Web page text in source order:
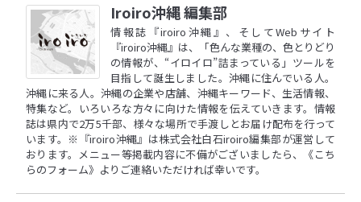
Iroiro沖縄 編集部
情報誌『iroiro沖縄』、そしてWebサイト
『iroiro沖縄』は、「色んな業種の、色とりどり
の情報が、“イロイロ”詰まっている」ツールを
目指して誕生しました。沖縄に住んでいる人。
沖縄に来る人。沖縄の企業や店舗、沖縄キーワード、生活情報、
特集など。いろいろな方々に向けた情報を伝えていきます。情報
誌は県内で2万5千部、様々な場所で手渡しとお届け配布を行って
います。※『iroiro沖縄』は株式会社白石iroiro編集部が運営して
おります。メニュー等掲載内容に不備がございましたら、
《こち
らのフォーム》 よりご連絡いただければ幸いです。